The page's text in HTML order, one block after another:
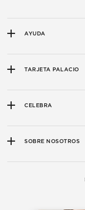
AYUDA
TARJETA PALACIO
CELEBRA
SOBRE NOSOTROS